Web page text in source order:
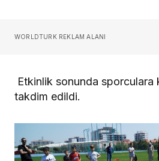
WORLDTURK REKLAM ALANI
Etkinlik sonunda sporculara
takdim edildi.